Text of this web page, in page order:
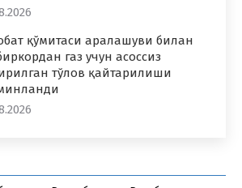
қўмитаси аралашуви билан
газ учун асоссиз
тўлов қайтарилиши